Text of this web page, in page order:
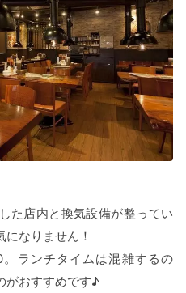
た店内と換気設備が整ってい
なりません！
ランチタイムは混雑するの
がおすすめです♪